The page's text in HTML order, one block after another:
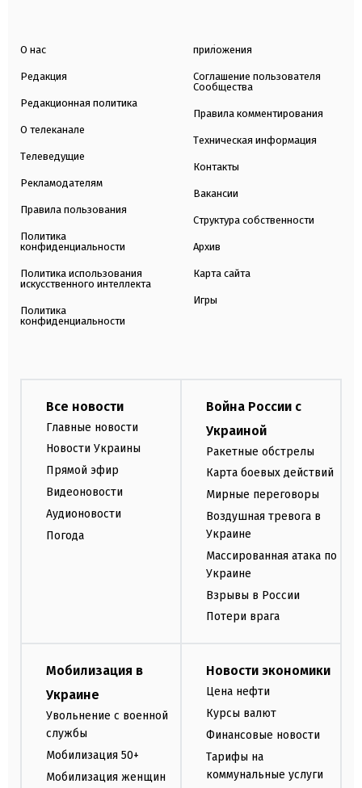
О нас
Редакция
Редакционная политика
О телеканале
Телеведущие
Рекламодателям
Правила пользования
Политика
конфиденциальности
Политика использования
искусственного интеллекта
Политика
конфиденциальности
приложения
Соглашение пользователя
Сообщества
Правила комментирования
Техническая информация
Контакты
Вакансии
Структура собственности
Архив
Карта сайта
Игры
Все новости
Главные новости
Новости Украины
Прямой эфир
Видеоновости
Аудионовости
Погода
Война России с
Украиной
Ракетные обстрелы
Карта боевых действий
Мирные переговоры
Воздушная тревога в
Украине
Массированная атака по
Украине
Взрывы в России
Потери врага
Мобилизация в
Украине
Увольнение с военной
службы
Мобилизация 50+
Мобилизация женщин
Новости экономики
Цена нефти
Курсы валют
Финансовые новости
Тарифы на
коммунальные услуги